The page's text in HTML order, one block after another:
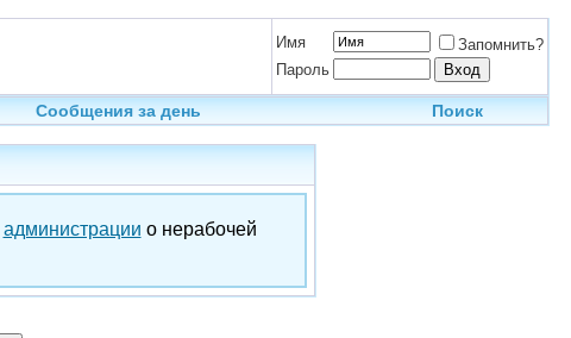
Имя
Запомнить?
Пароль
Сообщения за день Поиск
администрации о нерабочей